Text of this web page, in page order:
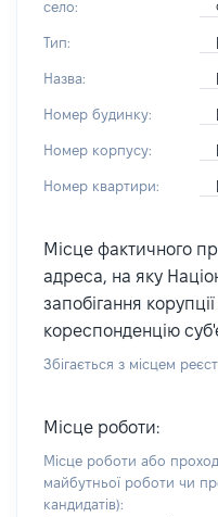
село:
Тип:
Назва:
Номер будинку:
Номер корпусу:
Номер квартири:
Місце фактичного
адреса, на яку
запобігання
кореспонденцію
Збігається з місцем
Місце роботи:
Місце роботи або
майбутньої роботи чи
кандидатів):